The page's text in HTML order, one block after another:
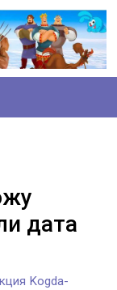
дата
Kogda-